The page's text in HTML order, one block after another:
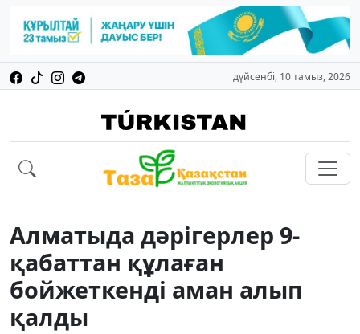
дүйсенбі, 10 тамыз, 2026
Алматыда дәрігерлер 9-
қабаттан құлаған
бойжеткенді аман алып
қалды